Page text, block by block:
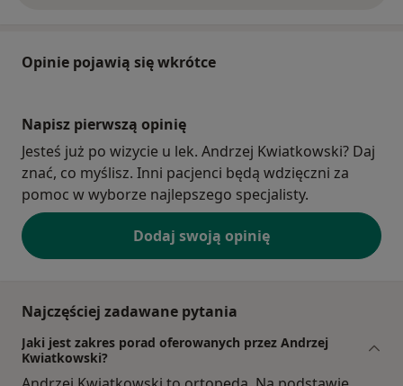
Opinie pojawią się wkrótce
Napisz pierwszą opinię
Jesteś już po wizycie u lek. Andrzej Kwiatkowski? Daj
znać, co myślisz. Inni pacjenci będą wdzięczni za
pomoc w wyborze najlepszego specjalisty.
Dodaj swoją opinię
Najczęściej zadawane pytania
Jaki jest zakres porad oferowanych przez Andrzej
Kwiatkowski?